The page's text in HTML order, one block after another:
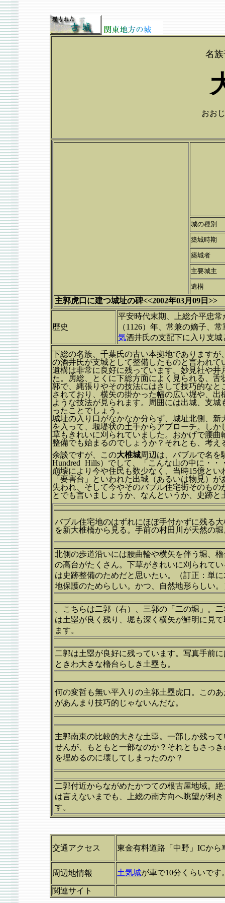
名
おお
城の種別
築城時期
築城者
主要城主
遺構
主郭虎口に建つ城址の碑<<2002年03月09日>>
歴史
平安時代末期、上総介平忠
（1126）年、常兼の嫡子、常
気酒井氏の支配下に入り支
下総の名族、千葉氏の古い本拠地であります
の酒井氏が支城として整備したものと言われて
遺構は非常に良好に残っています。妙見社や
た。房総、とくに下総方面によく見られる、
郭で、縄張りやその技法にはさして技巧的な
されており、横矢の掛かった幅の広い堀や、
ような技法が見られます。周囲には出城、支
ったことでしょう。
城址の入り口がなかなか分らず、城址北側、
を入って、堰堤状の土手からアプローチ。し
草もきれいに刈られていました。おかげで腰
整備でも始まるのでしょうか？それとも、考
余談ですが、この大椎城周辺は、バブルで名を
Hundred Hills）でして、「こんな山の中に・
崩壊により今や住民も数少なく、当時15億と
「要害台」といわれた出城（あるいは物見）
失われ、そして今やそのバブル住宅街そのも
とでも言いましょうか、なんというか、史跡
バブル住宅地のはずれにほぼ手付かずに残る大
を新大椎橋から見る。手前の村田川が天然の堀
北側の歩道沿いには腰曲輪や横矢を伴う堀、櫓
の高台がたくさん。下草がきれいに刈られてい
は史跡整備のためだと思いたい。（訂正：単に
地保護のためらしい。かつ、自然地形らしい。
。こちらは二郭（右）、三郭の「二の堀」。二
は土塁が良く残り、堀も深く横矢が鮮明に見て
ます。
二郭は土塁が良好に残っています。写真手前に
ときわ大きな櫓台らしき土塁も。
何の変哲も無い平入りの主郭土塁虎口。このあ
があんまり技巧的じゃないんだな。
主郭南東の比較的大きな土塁。一部しか残って
せんが、もともと一部なのか？それともさっき
を埋めるのに壊してしまったのか？
二郭付近からながめたかつての根古屋地域。絶
は言えないまでも、上総の南方向へ眺望が利き
す。
交通アクセス 東金有料道路「中野」ICから
周辺地情報 土気城が車で10分くらいです
関連サイト